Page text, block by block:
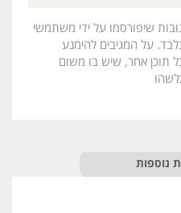
שיפורסמו על ידי משתמשי
על המגיבים להימנע
תוכן אחר, שיש בו משום
נוספות